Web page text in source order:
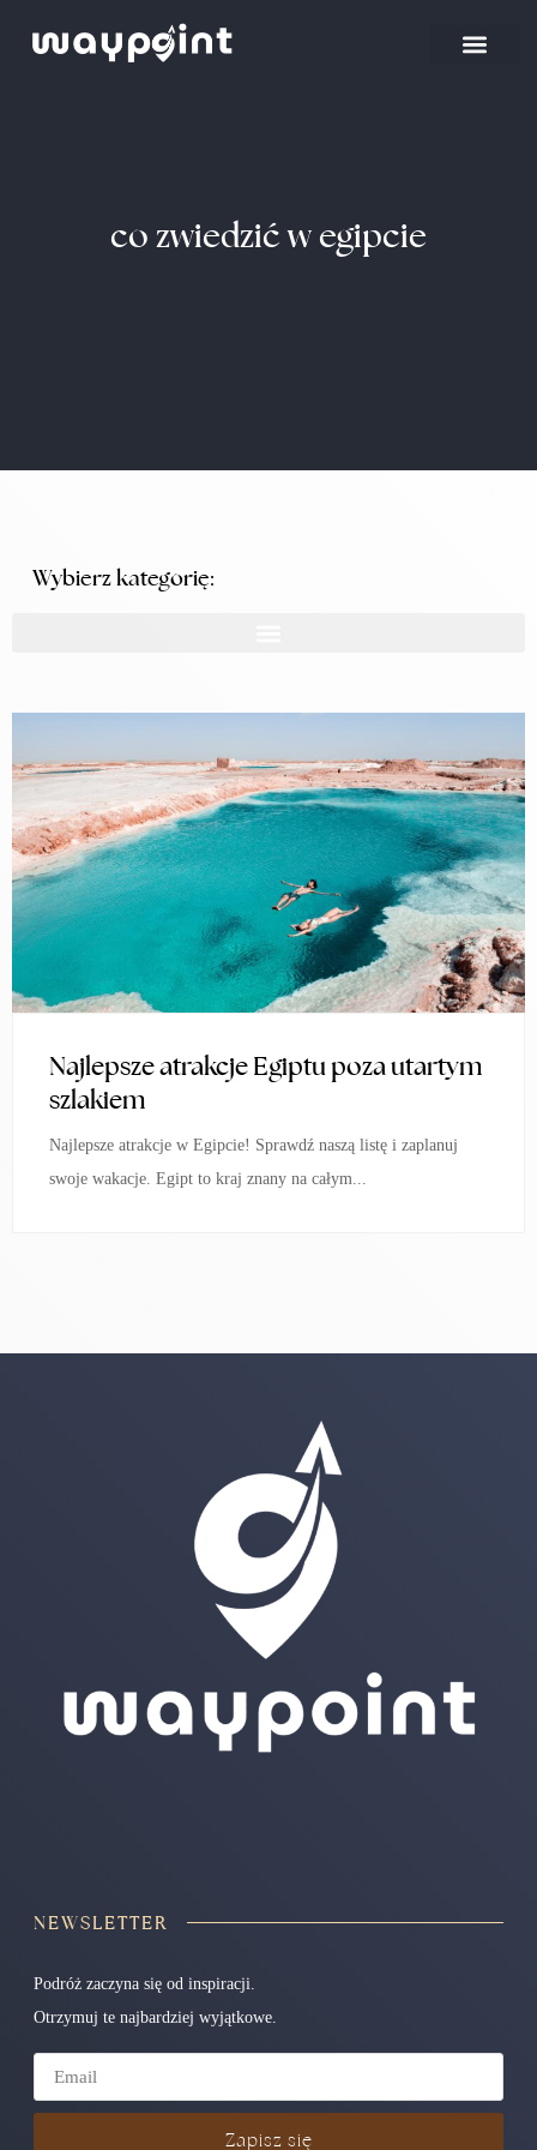
co zwiedzić w egipcie
Wybierz kategorię:
Najlepsze atrakcje Egiptu poza utartym
szlakiem
Najlepsze atrakcje w Egipcie! Sprawdź naszą listę i zaplanuj
swoje wakacje. Egipt to kraj znany na całym...
NEWSLETTER
Podróż zaczyna się od inspiracji.
Otrzymuj te najbardziej wyjątkowe.
Zapisz się